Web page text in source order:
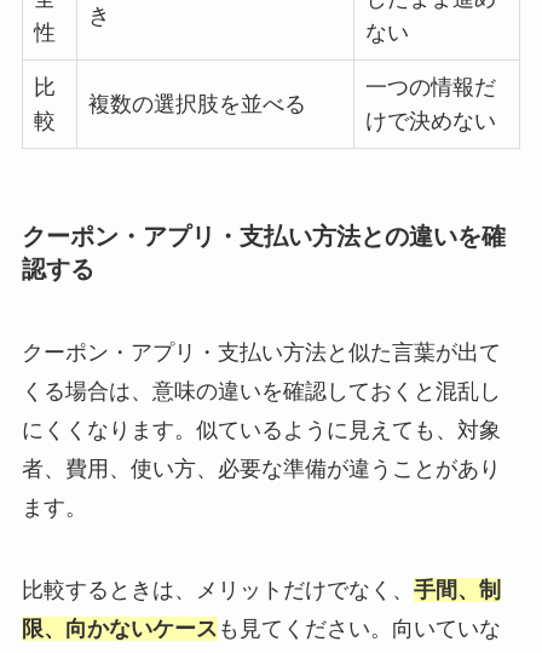
性
き
ない
比
較
複数の選択肢を並べる
一つの情報だ
けで決めない
クーポン・アプリ・支払い方法との違いを確
認する
クーポン・アプリ・支払い方法と似た言葉が出て
くる場合は、意味の違いを確認しておくと混乱し
にくくなります。似ているように見えても、対象
者、費用、使い方、必要な準備が違うことがあり
ます。
比較するときは、メリットだけでなく、 手間、制
限、向かないケース も見てください。向いていな